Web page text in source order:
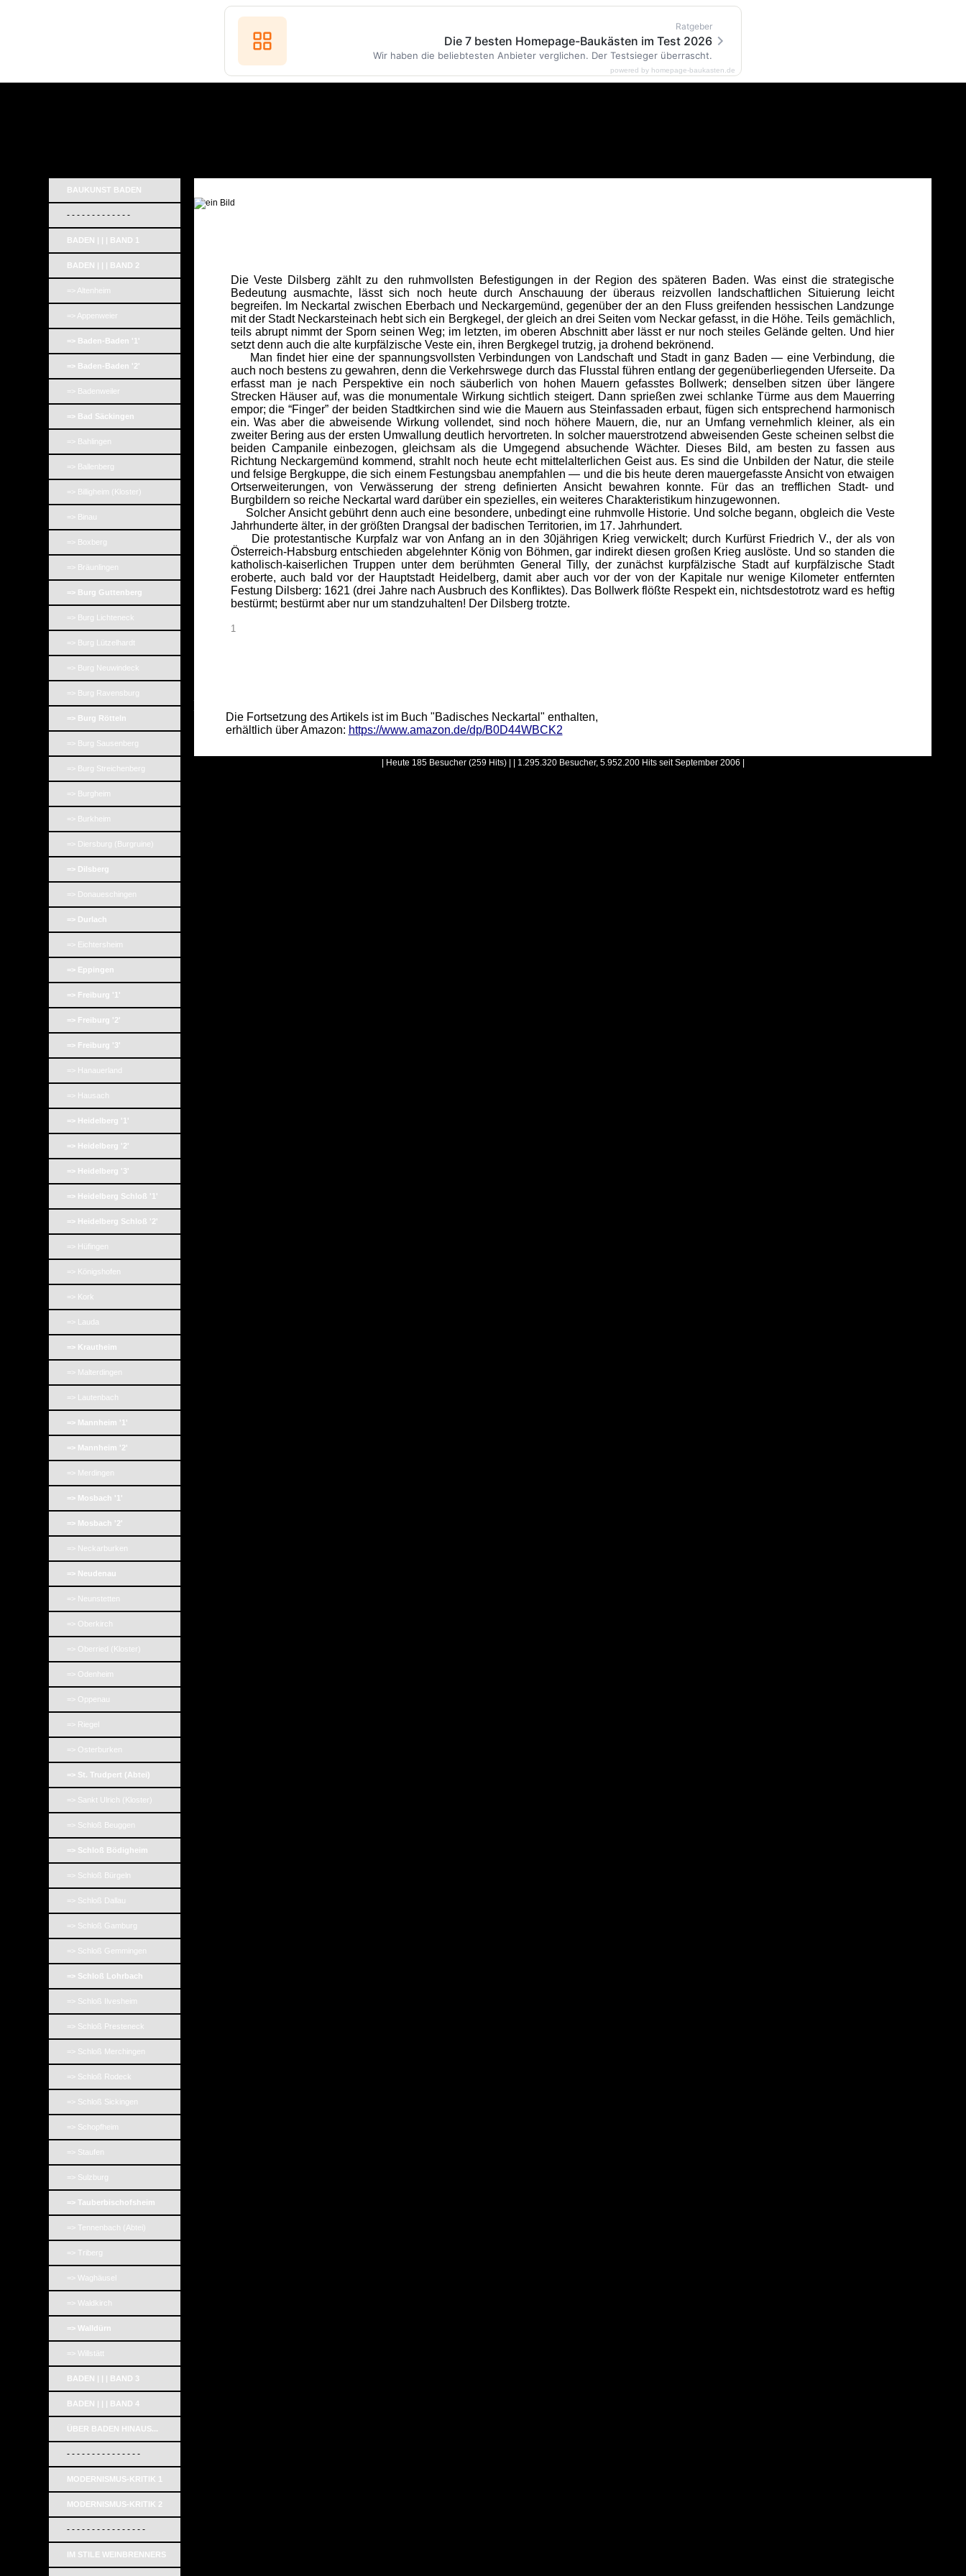
BAUKUNST BADEN
- - - - - - - - - - - - -
BADEN | | | BAND 1
BADEN | | | BAND 2
=> Altenheim
=> Appenweier
=> Baden-Baden '1'
=> Baden-Baden '2'
=> Badenweiler
=> Bad Säckingen
=> Bahlingen
=> Ballenberg
=> Billigheim (Kloster)
=> Binau
=> Boxberg
=> Bräunlingen
=> Burg Guttenberg
=> Burg Lichteneck
=> Burg Lützelhardt
=> Burg Neuwindeck
=> Burg Ravensburg
=> Burg Rötteln
=> Burg Sausenberg
=> Burg Streichenberg
=> Burgheim
=> Burkheim
=> Diersburg (Burgruine)
=> Dilsberg
=> Donaueschingen
=> Durlach
=> Eichtersheim
=> Eppingen
=> Freiburg '1'
=> Freiburg '2'
=> Freiburg '3'
=> Hanauerland
=> Hausach
=> Heidelberg '1'
=> Heidelberg '2'
=> Heidelberg '3'
=> Heidelberg Schloß '1'
=> Heidelberg Schloß '2'
=> Hüfingen
=> Königshofen
=> Kork
=> Lauda
=> Krautheim
=> Malterdingen
=> Lautenbach
=> Mannheim '1'
=> Mannheim '2'
=> Merdingen
=> Mosbach '1'
=> Mosbach '2'
=> Neckarburken
=> Neudenau
=> Neunstetten
=> Oberkirch
=> Oberried (Kloster)
=> Odenheim
=> Oppenau
=> Riegel
=> Osterburken
=> St. Trudpert (Abtei)
=> Sankt Ulrich (Kloster)
=> Schloß Beuggen
=> Schloß Bödigheim
=> Schloß Bürgeln
=> Schloß Dallau
=> Schloß Gamburg
=> Schloß Gemmingen
=> Schloß Lohrbach
=> Schloß Ilvesheim
=> Schloß Presteneck
=> Schloß Merchingen
=> Schloß Rodeck
=> Schloß Sickingen
=> Schopfheim
=> Staufen
=> Sulzburg
=> Tauberbischofsheim
=> Tennenbach (Abtei)
=> Triberg
=> Waghäusel
=> Waldkirch
=> Walldürn
=> Willstätt
BADEN | | | BAND 3
BADEN | | | BAND 4
ÜBER BADEN HINAUS...
- - - - - - - - - - - - - - -
MODERNISMUS-KRITIK 1
MODERNISMUS-KRITIK 2
- - - - - - - - - - - - - - - -
IM STILE WEINBRENNERS
Die Veste Dilsberg zählt zu den ruhmvollsten Befestigungen in der Region des späteren Baden. Was einst die strategische
Bedeutung ausmachte, lässt sich noch heute durch Anschauung der überaus reizvollen landschaftlichen Situierung leicht
begreifen. Im Neckartal zwischen Eberbach und Neckargemünd, gegenüber der an den Fluss greifenden hessischen Landzunge
mit der Stadt Neckarsteinach hebt sich ein Bergkegel, der gleich an drei Seiten vom Neckar gefasst, in die Höhe. Teils gemächlich,
teils abrupt nimmt der Sporn seinen Weg; im letzten, im oberen Abschnitt aber lässt er nur noch steiles Gelände gelten. Und hier
setzt denn auch die alte kurpfälzische Veste ein, ihren Bergkegel trutzig, ja drohend bekrönend.
Man findet hier eine der spannungsvollsten Verbindungen von Landschaft und Stadt in ganz Baden — eine Verbindung, die
auch noch bestens zu gewahren, denn die Verkehrswege durch das Flusstal führen entlang der gegenüberliegenden Uferseite. Da
erfasst man je nach Perspektive ein noch säuberlich von hohen Mauern gefasstes Bollwerk; denselben sitzen über längere
Strecken Häuser auf, was die monumentale Wirkung sichtlich steigert. Dann sprießen zwei schlanke Türme aus dem Mauerring
empor; die “Finger” der beiden Stadtkirchen sind wie die Mauern aus Steinfassaden erbaut, fügen sich entsprechend harmonisch
ein. Was aber die abweisende Wirkung vollendet, sind noch höhere Mauern, die, nur an Umfang vernehmlich kleiner, als ein
zweiter Bering aus der ersten Umwallung deutlich hervortreten. In solcher mauerstrotzend abweisenden Geste scheinen selbst die
beiden Campanile einbezogen, gleichsam als die Umgegend absuchende Wächter. Dieses Bild, am besten zu fassen aus
Richtung Neckargemünd kommend, strahlt noch heute echt mittelalterlichen Geist aus. Es sind die Unbilden der Natur, die steile
und felsige Bergkuppe, die sich einem Festungsbau anempfahlen — und die bis heute deren mauergefasste Ansicht von etwaigen
Ortserweiterungen, von Verwässerung der streng definierten Ansicht bewahren konnte. Für das an trefflichen Stadt- und
Burgbildern so reiche Neckartal ward darüber ein spezielles, ein weiteres Charakteristikum hinzugewonnen.
Solcher Ansicht gebührt denn auch eine besondere, unbedingt eine ruhmvolle Historie. Und solche begann, obgleich die Veste
Jahrhunderte älter, in der größten Drangsal der badischen Territorien, im 17. Jahrhundert.
Die protestantische Kurpfalz war von Anfang an in den 30jährigen Krieg verwickelt; durch Kurfürst Friedrich V., der als von
Österreich-Habsburg entschieden abgelehnter König von Böhmen, gar indirekt diesen großen Krieg auslöste. Und so standen die
katholisch-kaiserlichen Truppen unter dem berühmten General Tilly, der zunächst kurpfälzische Stadt auf kurpfälzische Stadt
eroberte, auch bald vor der Hauptstadt Heidelberg, damit aber auch vor der von der Kapitale nur wenige Kilometer entfernten
Festung Dilsberg: 1621 (drei Jahre nach Ausbruch des Konfliktes). Das Bollwerk flößte Respekt ein, nichtsdestotrotz ward es heftig
bestürmt; bestürmt aber nur um standzuhalten! Der Dilsberg trotzte.
1
Die Fortsetzung des Artikels ist im Buch "Badisches Neckartal" enthalten,
erhältlich über Amazon: https://www.amazon.de/dp/B0D44WBCK2
| Heute 185 Besucher (259 Hits) | | 1.295.320 Besucher, 5.952.200 Hits seit September 2006 |
Ratgeber
Die 7 besten Homepage-Baukästen im Test 2026
Wir haben die beliebtesten Anbieter verglichen. Der Testsieger überrascht.
powered by homepage-baukasten.de